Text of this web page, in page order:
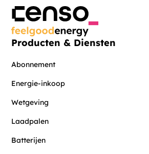
Producten & Diensten
Abonnement
Energie-inkoop
Wetgeving
Laadpalen
Batterijen